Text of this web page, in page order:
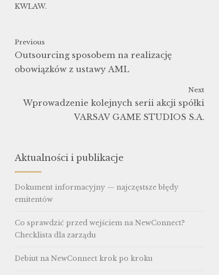
KWLAW.
Previous
Outsourcing sposobem na realizację
obowiązków z ustawy AML
Next
Wprowadzenie kolejnych serii akcji spółki
VARSAV GAME STUDIOS S.A.
Aktualności i publikacje
Dokument informacyjny — najczęstsze błędy
emitentów
Co sprawdzić przed wejściem na NewConnect?
Checklista dla zarządu
Debiut na NewConnect krok po kroku